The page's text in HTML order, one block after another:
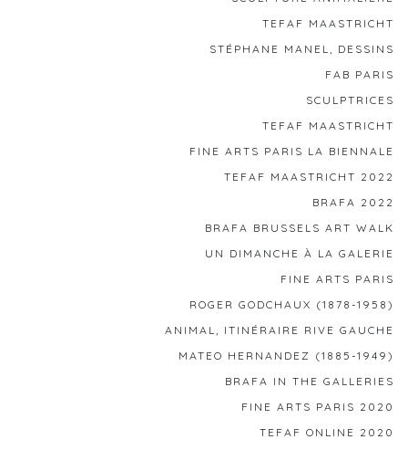
TEFAF MAASTRICHT
STÉPHANE MANEL, DESSINS
FAB PARIS
SCULPTRICES
TEFAF MAASTRICHT
FINE ARTS PARIS LA BIENNALE
TEFAF MAASTRICHT 2022
BRAFA 2022
BRAFA BRUSSELS ART WALK
UN DIMANCHE À LA GALERIE
FINE ARTS PARIS
ROGER GODCHAUX (1878-1958)
ANIMAL, ITINÉRAIRE RIVE GAUCHE
MATEO HERNANDEZ (1885-1949)
BRAFA IN THE GALLERIES
FINE ARTS PARIS 2020
TEFAF ONLINE 2020